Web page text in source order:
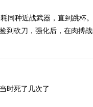
同种近战武器，直到跳杯
到砍刀，强化后，在肉搏
时死了几次了